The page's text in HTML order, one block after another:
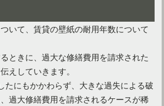
いて、賃貸の壁紙の耐用年数について
ときに、過大な修繕費用を請求された
えしていきます。
たにもかかわらず、大きな過失による破
過大修繕費用を請求されるケースが稀